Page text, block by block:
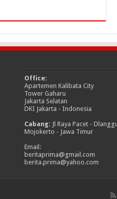
Office:
Apartemen Kalibata City
Tower Gaharu
Jakarta Selatan
DKI Jakarta - Indonesia
Cabang: Jl Raya Pacet -
Mojokerto - Jawa Timur
Email:
beritaprima@gmail.com
berita.prima@yahoo.com